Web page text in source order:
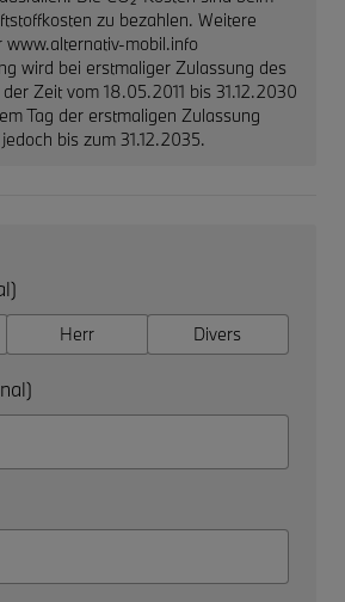
zu bezahlen. Weitere
www.alternativ-mobil.info
wird bei erstmaliger Zulassung des
Zeit vom 18.05.2011 bis 31.12.2030
Tag der erstmaligen Zulassung
bis zum 31.12.2035.
Herr Divers